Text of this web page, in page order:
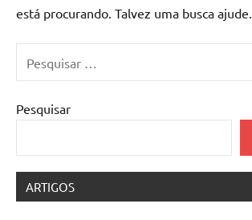
está procurando. Talvez uma busca ajude.
por:
Pesquisar
ARTIGOS